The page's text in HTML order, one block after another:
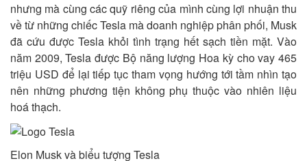
nhưng mà cùng các quỹ riêng của mình cùng lợi nhuận thu
về từ những chiếc Tesla mà doanh nghiệp phân phối, Musk
đã cứu được Tesla khỏi tình trạng hết sạch tiền mặt. Vào
năm 2009, Tesla được Bộ năng lượng Hoa kỳ cho vay 465
triệu USD để lại tiếp tục tham vọng hướng tới tầm nhìn tạo
nên những phương tiện không phụ thuộc vào nhiên liệu
hoá thạch.
Elon Musk và biểu tượng Tesla